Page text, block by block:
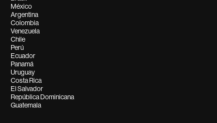
México
Argentina
Colombia
Venezuela
Chile
Perú
Ecuador
Panamá
Uruguay
Costa Rica
El Salvador
República Dominicana
Guatemala